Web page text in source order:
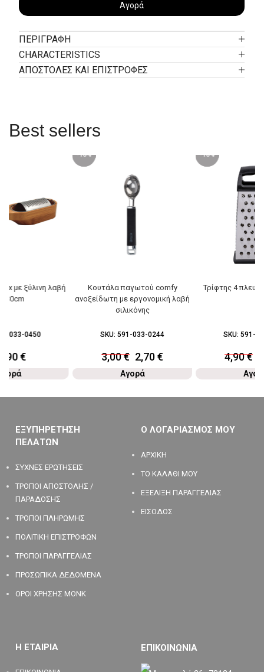
Αγορά
ΠΕΡΙΓΡΑΦΉ
CHARACTERISTICS
ΑΠΟΣΤΟΛΕΣ ΚΑΙ ΕΠΙΣΤΡΟΦΕΣ
Best sellers
με ξύλινη λαβή
033-0450
€
-10%
Κουτάλα παγωτού comfy
ανοξείδωτη με εργονομική λαβή
σιλικόνης
SKU: 591-033-0244
3,00€ 2,70€
Αγορά
-10%
Τρίφτης 4
SKU: 591-
4,90€
ΕΞΥΠΗΡΕΤΗΣΗ
ΠΕΛΑΤΩΝ
ΣΥΧΝΕΣ ΕΡΩΤΗΣΕΙΣ
ΤΡΟΠΟΙ ΑΠΟΣΤΟΛΗΣ /
ΠΑΡΑΔΟΣΗΣ
ΤΡΟΠΟΙ ΠΛΗΡΩΜΗΣ
ΠΟΛΙΤΙΚΗ ΕΠΙΣΤΡΟΦΩΝ
ΤΡΟΠΟΙ ΠΑΡΑΓΓΕΛΙΑΣ
ΠΡΟΣΩΠΙΚΑ ΔΕΔΟΜΕΝΑ
ΟΡΟΙ ΧΡΗΣΗΣ MONK
Ο ΛΟΓΑΡΙΑΣΜΟΣ ΜΟΥ
ΑΡΧΙΚΗ
ΤΟ ΚΑΛΑΘΙ ΜΟΥ
ΕΞΕΛΙΞΗ ΠΑΡΑΓΓΕΛΙΑΣ
ΕΙΣΟΔΟΣ
Η ΕΤΑΙΡΙΑ ΕΠΙΚΟΙΝΩΝΙΑ